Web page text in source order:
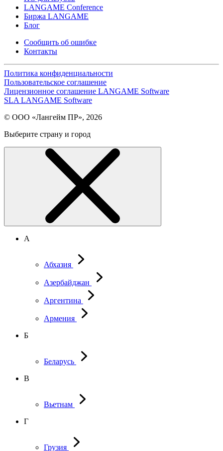
LANGAME Conference
Биржа LANGAME
Блог
Сообщить об ошибке
Контакты
Политика конфиденциальности
Пользовательское соглашение
Лицензионное соглашение LANGAME Software
SLA LANGAME Software
© ООО «Лангейм ПР», 2026
Выберите страну и город
А
Абхазия
Азербайджан
Аргентина
Армения
Б
Беларусь
В
Вьетнам
Г
Грузия